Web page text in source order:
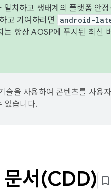
치하고 생태계의 플랫폼 안
고 기여하려면
android-
는 항상 AOSP에 푸시된 최신
을 사용하여 콘텐츠를 사용
있습니다.
문서(CDD)